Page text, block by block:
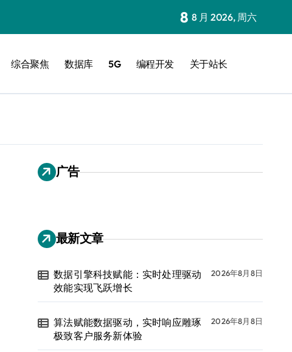
8 8 月 2026, 周六
综合聚焦 数据库 5G 编程开发 关于站长
广告
最新文章
数据引擎科技赋能：实时处理驱动
效能实现飞跃增长
2026年8月8日
算法赋能数据驱动，实时响应雕琢
极致客户服务新体验
2026年8月8日